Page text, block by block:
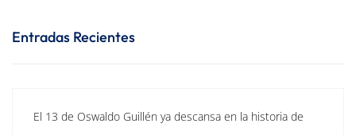
Entradas Recientes
El 13 de Oswaldo Guillén ya descansa en la historia de